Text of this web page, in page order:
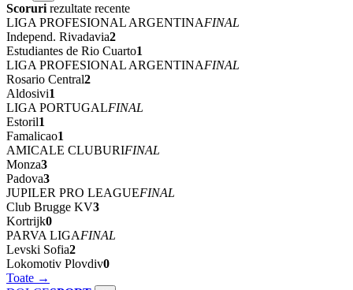
Scoruri rezultate recente
LIGA PROFESIONAL ARGENTINAFINAL
Independ. Rivadavia2
Estudiantes de Rio Cuarto1
LIGA PROFESIONAL ARGENTINAFINAL
Rosario Central2
Aldosivi1
LIGA PORTUGALFINAL
Estoril1
Famalicao1
AMICALE CLUBURIFINAL
Monza3
Padova3
JUPILER PRO LEAGUEFINAL
Club Brugge KV3
Kortrijk0
PARVA LIGAFINAL
Levski Sofia2
Lokomotiv Plovdiv0
Toate →